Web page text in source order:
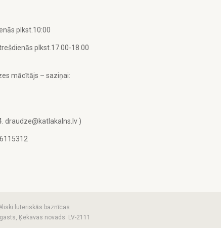
plkst.10:00
plkst.17.00-18.00
mācītājs – saziņai:
draudze@katlakalns.lv )
luteriskās baznīcas
Ķekavas novads. LV-2111